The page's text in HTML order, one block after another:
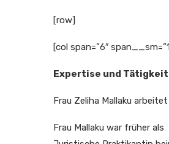
[row]
[col span=”6″
Expertise und Tätigkeit
Frau Zeliha Mallaku
Frau Mallaku war früher als